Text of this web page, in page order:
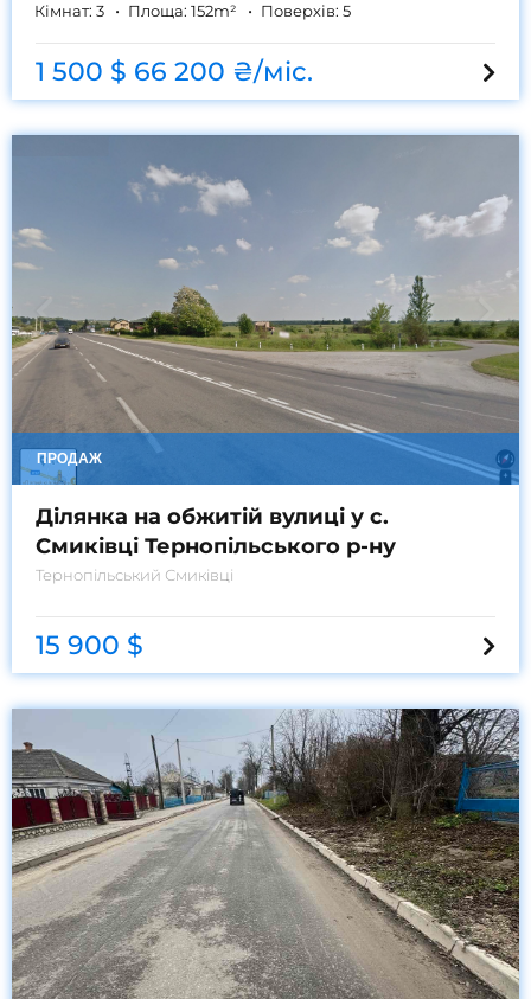
Кімнат: 3 Площа: 152m² Поверхів: 5
1 500 $ 66 200 ₴/міс.
ПРОДАЖ
Ділянка на обжитій вулиці у с.
Смиківці Тернопільського р-ну
Тернопільський Смиківці
15 900 $